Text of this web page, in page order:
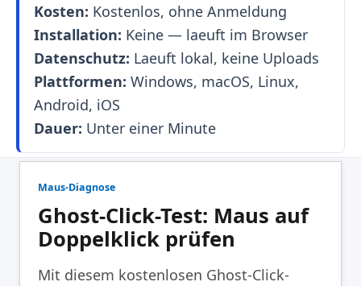
Kosten: Kostenlos, ohne Anmeldung
Installation: Keine — laeuft im Browser
Datenschutz: Laeuft lokal, keine Uploads
Plattformen: Windows, macOS, Linux,
Android, iOS
Dauer: Unter einer Minute
Maus-Diagnose
Ghost-Click-Test: Maus auf
Doppelklick prüfen
Mit diesem kostenlosen Ghost-Click-